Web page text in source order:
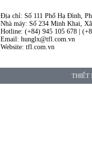
Địa chỉ: Số 111 Phố Hạ Đình,
Nhà máy: Số 234 Minh Khai,
Hotline: (+84) 945 105 678 |
Email: hunglx@tfl.com.vn
Website: tfl.com.vn
THIẾT